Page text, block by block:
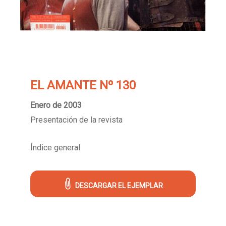
EL AMANTE Nº 130
Enero de 2003
Presentación de la revista
Índice general
DESCARGAR EL EJEMPLAR